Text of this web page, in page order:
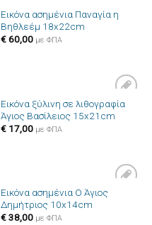
Πρόσθήκη
Εικόνα ασημένια Παναγία η
Βηθλεέμ 18x22cm
€60,00 με ΦΠΑ
Πρόσθήκη
στην λίστα
Εικόνα ξύλινη σε λιθογραφία
Άγιος Βασίλειος 15x21cm
€17,00 με ΦΠΑ
Πρόσθήκη
Εικόνα ασημένια Ο Άγιος
Δημήτριος 10x14cm
€38,00 με ΦΠΑ